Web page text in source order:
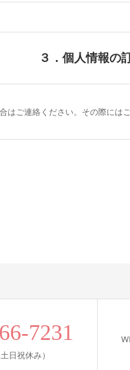
３．個人情報の
ご連絡ください。その際には
7231
日祝休み）